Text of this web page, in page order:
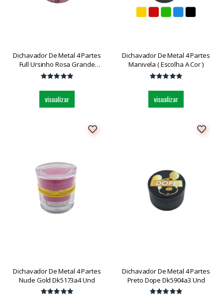
Dichavador De Metal 4 Partes
Full Ursinho Rosa Grande
Dk5031bz-4 Und
visualizar
Dichavador De Metal 4 Partes
Manivela ( Escolha A Cor )
visualizar
Dichavador De Metal 4 Partes
Nude Gold Dk5173a4 Und
Dichavador De Metal 4 Partes
Preto Dope Dk5904a3 Und